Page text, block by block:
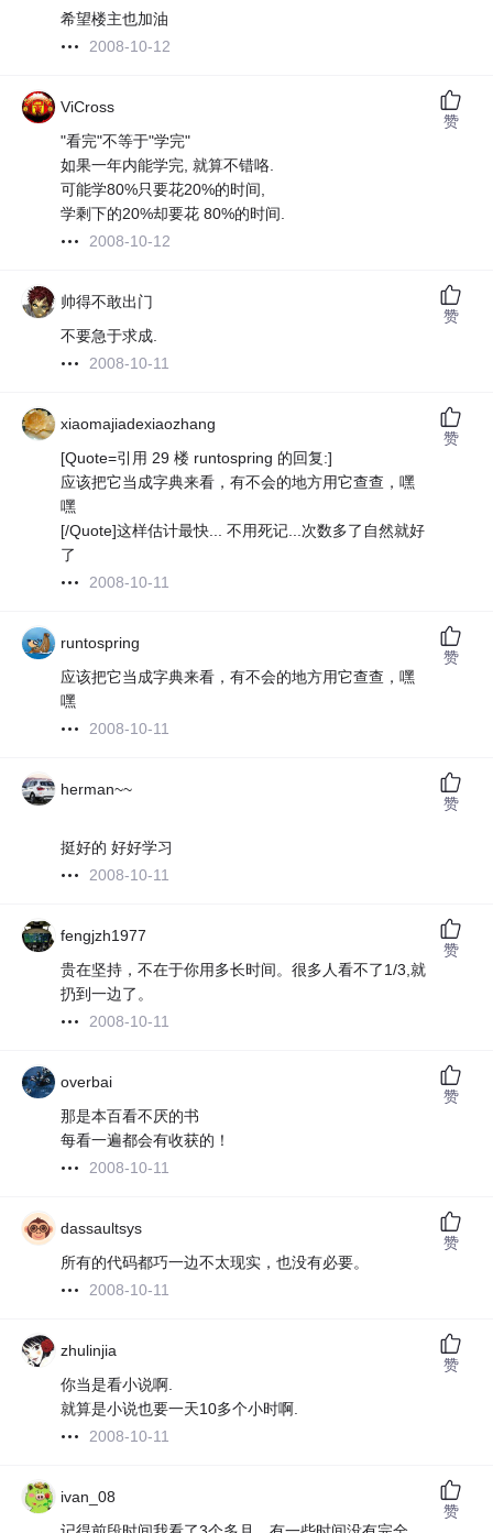
希望楼主也加油
2008-10-12
ViCross
"看完"不等于"学完"
如果一年内能学完, 就算不错咯.
可能学80%只要花20%的时间,
学剩下的20%却要花 80%的时间.
2008-10-12
赞
帅得不敢出门
不要急于求成.
2008-10-11
赞
xiaomajiadexiaozhang
[Quote=引用 29 楼 runtospring 的回复:]
应该把它当成字典来看，有不会的地方用它查查，嘿
嘿
[/Quote]这样估计最快... 不用死记...次数多了自然就好
了
2008-10-11
赞
runtospring
应该把它当成字典来看，有不会的地方用它查查，嘿
嘿
2008-10-11
赞
herman~~
挺好的 好好学习
2008-10-11
赞
fengjzh1977
贵在坚持，不在于你用多长时间。很多人看不了1/3,就
扔到一边了。
2008-10-11
赞
overbai
那是本百看不厌的书
每看一遍都会有收获的！
2008-10-11
赞
dassaultsys
所有的代码都巧一边不太现实，也没有必要。
2008-10-11
赞
zhulinjia
你当是看小说啊.
就算是小说也要一天10多个小时啊.
2008-10-11
赞
ivan_08
赞